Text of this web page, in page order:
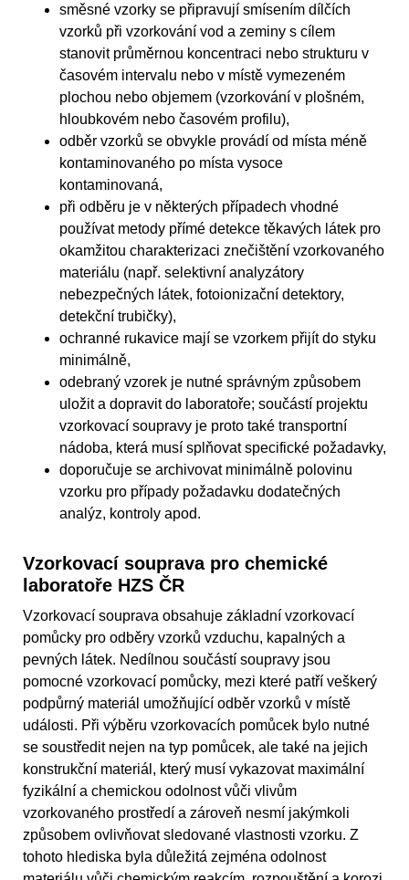
směsné vzorky se připravují smísením dílčích
vzorků při vzorkování vod a zeminy s cílem
stanovit průměrnou koncentraci nebo strukturu v
časovém intervalu nebo v místě vymezeném
plochou nebo objemem (vzorkování v plošném,
hloubkovém nebo časovém profilu),
odběr vzorků se obvykle provádí od místa méně
kontaminovaného po místa vysoce
kontaminovaná,
při odběru je v některých případech vhodné
používat metody přímé detekce těkavých látek pro
okamžitou charakterizaci znečištění vzorkovaného
materiálu (např. selektivní analyzátory
nebezpečných látek, fotoionizační detektory,
detekční trubičky),
ochranné rukavice mají se vzorkem přijít do styku
minimálně,
odebraný vzorek je nutné správným způsobem
uložit a dopravit do laboratoře; součástí projektu
vzorkovací soupravy je proto také transportní
nádoba, která musí splňovat specifické požadavky,
doporučuje se archivovat minimálně polovinu
vzorku pro případy požadavku dodatečných
analýz, kontroly apod.
Vzorkovací souprava pro chemické
laboratoře HZS ČR
Vzorkovací souprava obsahuje základní vzorkovací
pomůcky pro odběry vzorků vzduchu, kapalných a
pevných látek. Nedílnou součástí soupravy jsou
pomocné vzorkovací pomůcky, mezi které patří veškerý
podpůrný materiál umožňující odběr vzorků v místě
události. Při výběru vzorkovacích pomůcek bylo nutné
se soustředit nejen na typ pomůcek, ale také na jejich
konstrukční materiál, který musí vykazovat maximální
fyzikální a chemickou odolnost vůči vlivům
vzorkovaného prostředí a zároveň nesmí jakýmkoli
způsobem ovlivňovat sledované vlastnosti vzorku. Z
tohoto hlediska byla důležitá zejména odolnost